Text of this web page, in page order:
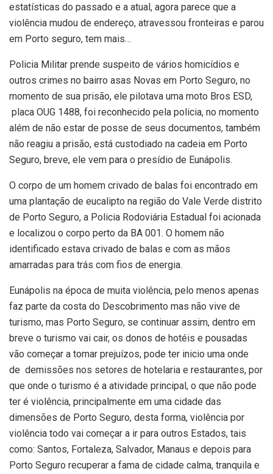
estatísticas do passado e a atual, agora parece que a
violência mudou de endereço, atravessou fronteiras e parou
em Porto seguro, tem mais…
Policia Militar prende suspeito de vários homicídios e
outros crimes no bairro asas Novas em Porto Seguro, no
momento de sua prisão, ele pilotava uma moto Bros ESD,
placa OUG 1488, foi reconhecido pela policia, no momento
além de não estar de posse de seus documentos, também
não reagiu a prisão, está custodiado na cadeia em Porto
Seguro, breve, ele vem para o presídio de Eunápolis.
O corpo de um homem crivado de balas foi encontrado em
uma plantação de eucalipto na região do Vale Verde distrito
de Porto Seguro, a Policia Rodoviária Estadual foi acionada
e localizou o corpo perto da BA 001. O homem não
identificado estava crivado de balas e com as mãos
amarradas para trás com fios de energia.
Eunápolis na época de muita violência, pelo menos apenas
faz parte da costa do Descobrimento mas não vive de
turismo, mas Porto Seguro, se continuar assim, dentro em
breve o turismo vai cair, os donos de hotéis e pousadas
vão começar a tomar prejuízos, pode ter inicio uma onde
de demissões nos setores de hotelaria e restaurantes, por
que onde o turismo é a atividade principal, o que não pode
ter é violência, principalmente em uma cidade das
dimensões de Porto Seguro, desta forma, violência por
violência todo vai começar a ir para outros Estados, tais
como: Santos, Fortaleza, Salvador, Manaus e depois para
Porto Seguro recuperar a fama de cidade calma, tranquila e